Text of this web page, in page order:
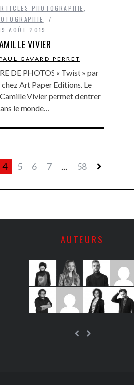
PHOTOGRAPHIE
AOÛT 2019
VIVIER
GAVARD-PERRET
DE PHOTOS « Twist » par
Art Paper Editions. Le
Vivier permet d’entrer
le monde…
4 5 6 7 ... 58
AUTEURS